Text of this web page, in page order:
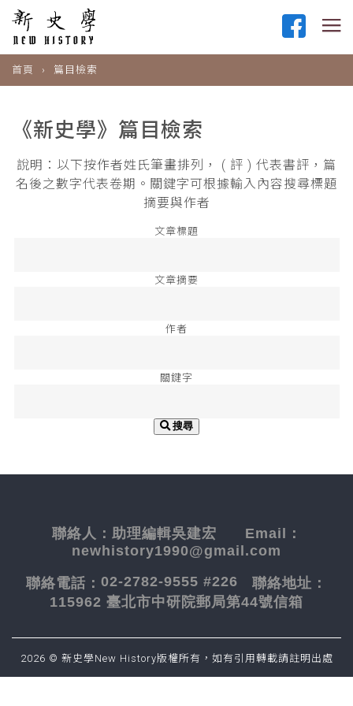
首頁 篇目檢索
《新史學》篇目檢索
說明：以下按作者姓氏筆畫排列， ( 評 ) 代表書評，篇
名後之數字代表卷期。關鍵字可根據輸入內容搜尋標題
摘要與作者
文章標題
文章摘要
作者
關鍵字
搜尋
聯絡人： 助理編輯吳建宏 Email：
newhistory1990@gmail.com
聯絡電話： 02-2782-9555 #226 聯絡地址：
115962 臺北市中研院郵局第44號信箱
2026 © 新史學New History版權所有，如有引用轉載請註明出處